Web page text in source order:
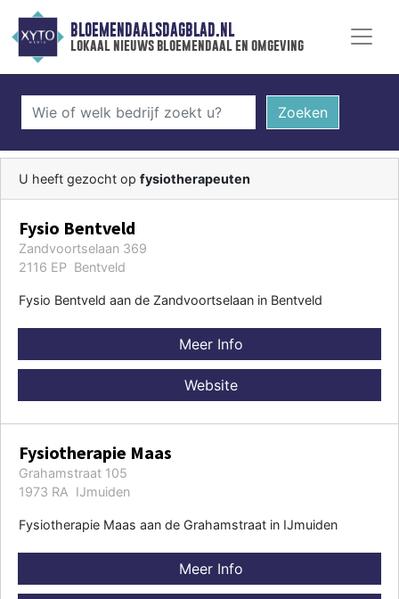
BLOEMENDAALSDAGBLAD.NL
lokaal nieuws bloemendaal en omgeving
Zoeken
U heeft gezocht op fysiotherapeuten
Fysio Bentveld
Zandvoortselaan 369
2116 EP Bentveld
Fysio Bentveld aan de Zandvoortselaan in Bentveld
Meer Info
Website
Fysiotherapie Maas
Grahamstraat 105
1973 RA IJmuiden
Fysiotherapie Maas aan de Grahamstraat in IJmuiden
Meer Info